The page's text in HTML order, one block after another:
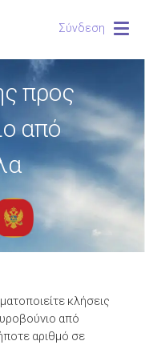
Σύνδεση
προς
από
κλήσεις
από
αριθμό σε